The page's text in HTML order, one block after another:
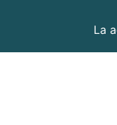
La